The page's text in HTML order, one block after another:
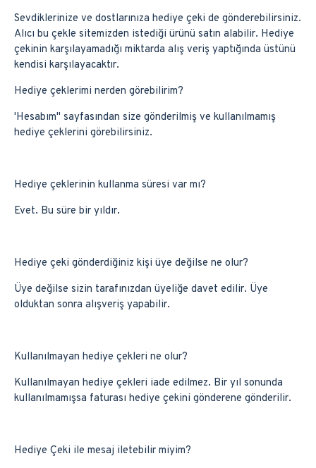
Sevdiklerinize ve dostlarınıza hediye çeki de gönderebilirsiniz.
Alıcı bu çekle sitemizden istediği ürünü satın alabilir. Hediye
çekinin karşılayamadığı miktarda alış veriş yaptığında üstünü
kendisi karşılayacaktır.
Hediye çeklerimi nerden görebilirim?
'Hesabım'' sayfasından size gönderilmiş ve kullanılmamış
hediye çeklerini görebilirsiniz.
Hediye çeklerinin kullanma süresi var mı?
Evet. Bu süre bir yıldır.
Hediye çeki gönderdiğiniz kişi üye değilse ne olur?
Üye değilse sizin tarafınızdan üyeliğe davet edilir. Üye
olduktan sonra alışveriş yapabilir.
Kullanılmayan hediye çekleri ne olur?
Kullanılmayan hediye çekleri iade edilmez. Bir yıl sonunda
kullanılmamışsa faturası hediye çekini gönderene gönderilir.
Hediye Çeki ile mesaj iletebilir miyim?